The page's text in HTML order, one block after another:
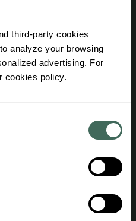
third-party cookies
analyze your browsing
advertising. For
cookies policy.